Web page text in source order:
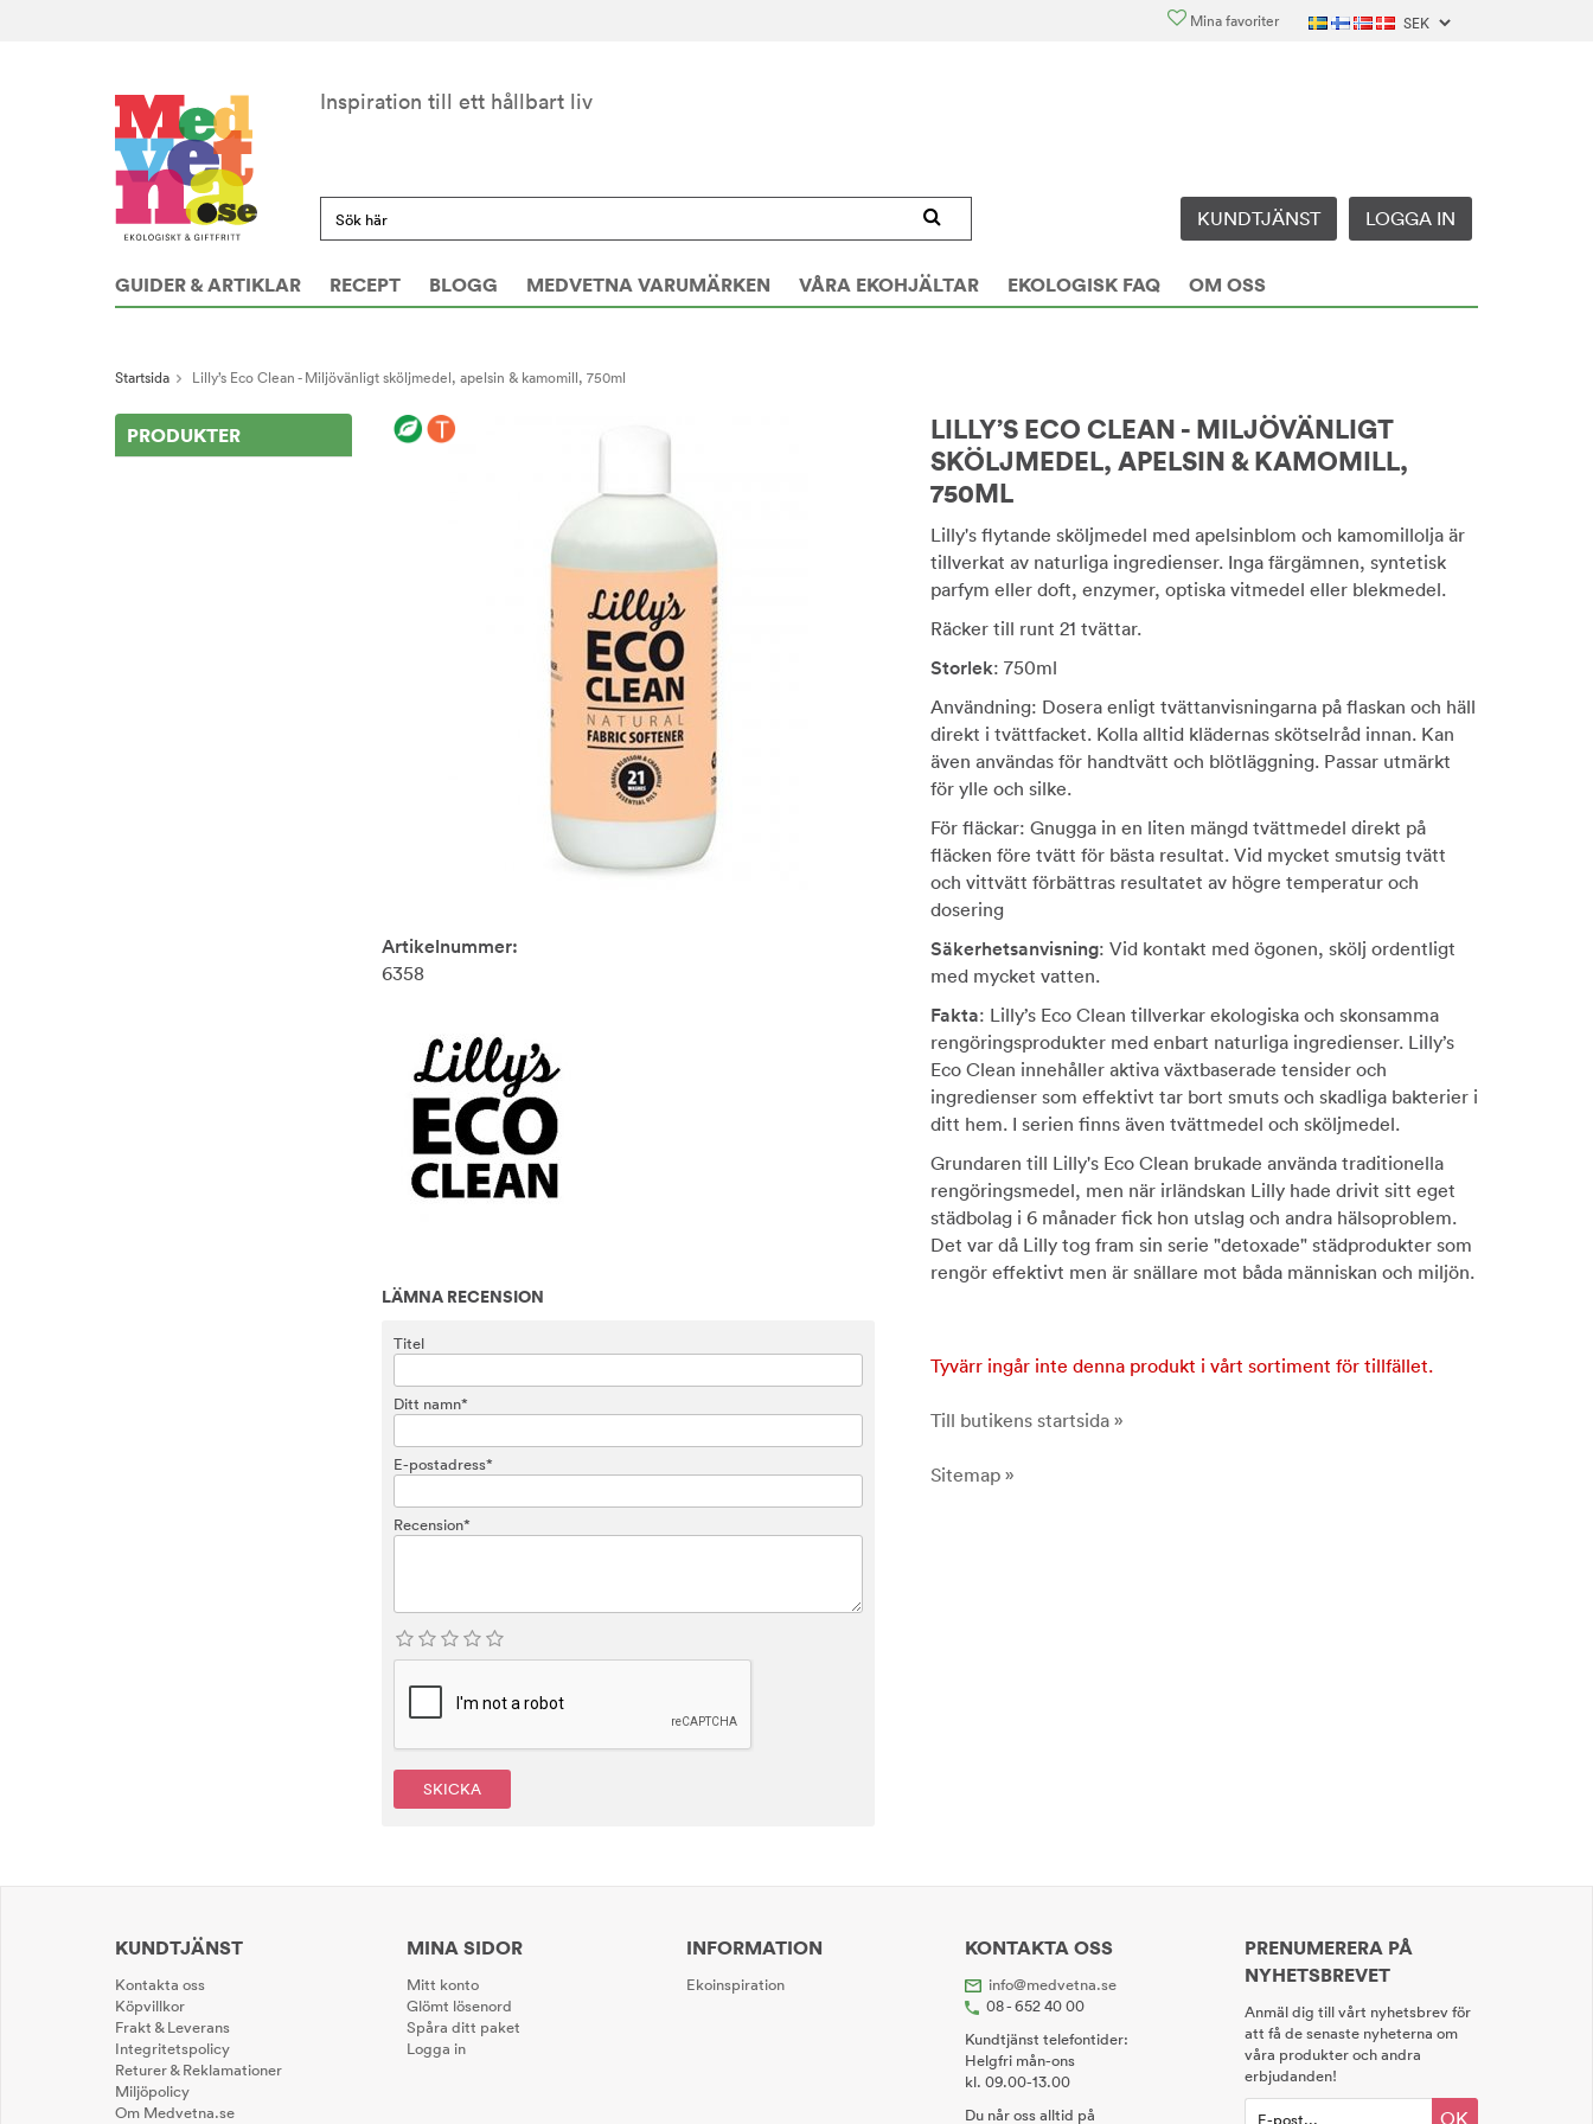
Mina favoriter
Inspiration till ett hållbart liv
KUNDTJÄNST LOGGA IN
GUIDER & ARTIKLAR RECEPT BLOGG MEDVETNA VARUMÄRKEN VÅRA EKOHJÄLTAR EKOLOGISK FAQ OM OSS
Startsida Lilly’s Eco Clean - Miljövänligt sköljmedel, apelsin & kamomill, 750ml
PRODUKTER
LILLY’S ECO CLEAN - MILJÖVÄNLIGT
SKÖLJMEDEL, APELSIN & KAMOMILL,
750ML
Lilly's flytande sköljmedel med apelsinblom och kamomillolja är
tillverkat av naturliga ingredienser. Inga färgämnen, syntetisk
parfym eller doft, enzymer, optiska vitmedel eller blekmedel.
Räcker till runt 21 tvättar.
Storlek: 750ml
Användning: Dosera enligt tvättanvisningarna på flaskan och häll
direkt i tvättfacket. Kolla alltid klädernas skötselråd innan. Kan
även användas för handtvätt och blötläggning. Passar utmärkt
för ylle och silke.
För fläckar: Gnugga in en liten mängd tvättmedel direkt på
fläcken före tvätt för bästa resultat. Vid mycket smutsig tvätt
och vittvätt förbättras resultatet av högre temperatur och
dosering
Säkerhetsanvisning: Vid kontakt med ögonen, skölj ordentligt
med mycket vatten.
Fakta: Lilly’s Eco Clean tillverkar ekologiska och skonsamma
rengöringsprodukter med enbart naturliga ingredienser. Lilly’s
Eco Clean innehåller aktiva växtbaserade tensider och
ingredienser som effektivt tar bort smuts och skadliga bakterier i
ditt hem. I serien finns även tvättmedel och sköljmedel.
Grundaren till Lilly's Eco Clean brukade använda traditionella
rengöringsmedel, men när irländskan Lilly hade drivit sitt eget
städbolag i 6 månader fick hon utslag och andra hälsoproblem.
Det var då Lilly tog fram sin serie "detoxade" städprodukter som
rengör effektivt men är snällare mot båda människan och miljön.
Tyvärr ingår inte denna produkt i vårt sortiment för tillfället.
Till butikens startsida »
Sitemap »
Artikelnummer:
6358
LÄMNA RECENSION
Titel
Ditt namn*
E-postadress*
Recension*
SKICKA
KUNDTJÄNST
Kontakta oss
Köpvillkor
Frakt & Leverans
Integritetspolicy
Returer & Reklamationer
Miljöpolicy
Om Medvetna.se
MINA SIDOR
Mitt konto
Glömt lösenord
Spåra ditt paket
Logga in
INFORMATION
Ekoinspiration
KONTAKTA OSS
info@medvetna.se
08 - 652 40 00
Kundtjänst telefontider:
Helgfri mån-ons
kl. 09.00-13.00
Du når oss alltid på
PRENUMERERA PÅ
NYHETSBREVET
Anmäl dig till vårt nyhetsbrev för
att få de senaste nyheterna om
våra produkter och andra
erbjudanden!
OK